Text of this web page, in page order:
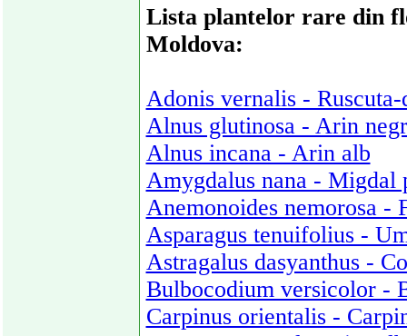
Lista plantelor rare din
Moldova:
Adonis vernalis -
Alnus glutinosa - Arin
Alnus incana - Arin alb
Amygdalus nana - Migdal
Anemonoides nemorosa -
Asparagus tenuifolius -
Astragalus dasyanthus -
Bulbocodium versicolor -
Carpinus orientalis -